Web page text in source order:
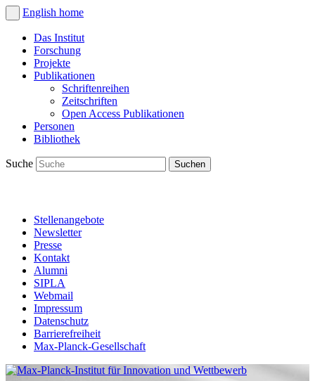
English home
Das Institut
Forschung
Projekte
Publikationen
Schriftenreihen
Zeitschriften
Open Access Publikationen
Personen
Bibliothek
Suche
Stellenangebote
Newsletter
Presse
Kontakt
Alumni
SIPLA
Webmail
Impressum
Datenschutz
Barrierefreiheit
Max-Planck-Gesellschaft